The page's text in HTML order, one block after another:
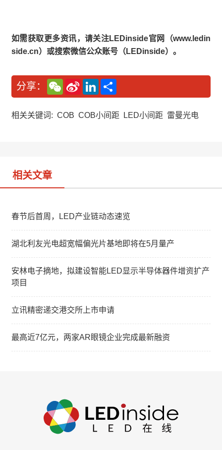
如需获取更多资讯，请关注LEDinside官网（www.ledin
side.cn）或搜索微信公众账号（LEDinside）。
分享：
W
e
C
a
S
n
W
L
n
e
相关关键词: COB COB小间距 LED小间距 雷曼光电
相关文章
春节后首周，LED产业链动态速览
湖北利友光电超宽幅偏光片基地即将在5月量产
安林电子摘地，拟建设智能LED显示半导体器件增资扩产
项目
立讯精密递交港交所上市申请
最高近7亿元，两家AR眼镜企业完成最新融资